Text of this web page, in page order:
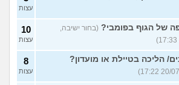
עצות
של הגוף בפומבי? (בחור ישיבה,
10
עצות
הליכה בטיילת או מועדון? 8
עצות